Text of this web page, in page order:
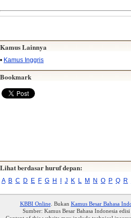
Kamus Lainnya
• Kamus Inggris
Bookmark
Lihat berdasar huruf depan:
A B C D E F G H J K L M N O P Q R
KBBI Online. Bukan Kamus Besar Bahasa
Sumber: Kamus Besar Bahasa Indonesia